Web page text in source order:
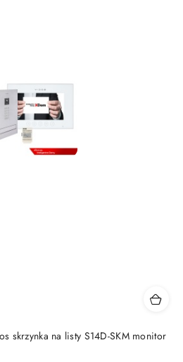
skrzynka na listy S14D-SKM monitor